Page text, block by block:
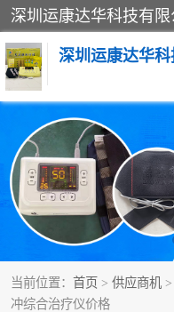
深圳运康达华科
当前位置： 首页 > 供应商机 >
冲综合治疗仪价格
多功能治疗仪
中低频治疗仪
**腺治疗仪